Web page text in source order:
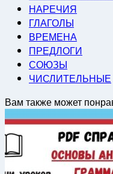
НАРЕЧИЯ
ГЛАГОЛЫ
ВРЕМЕНА
ПРЕДЛОГИ
СОЮЗЫ
ЧИСЛИТЕЛЬНЫЕ
Вам также может